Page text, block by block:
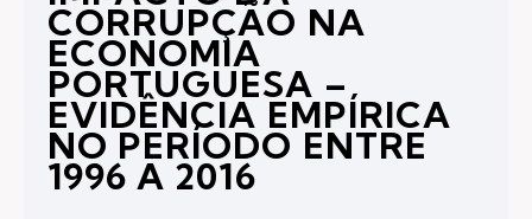
CORRUPÇÃO NA
ECONOMIA
PORTUGUESA –
EVIDÊNCIA EMPÍRICA
NO PERÍODO ENTRE
1996 A 2016